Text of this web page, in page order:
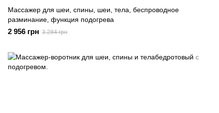
Массажер для шеи, спины, шеи, тела, беспроводное
разминание, функция подогрева
2 956 грн 3 284 грн